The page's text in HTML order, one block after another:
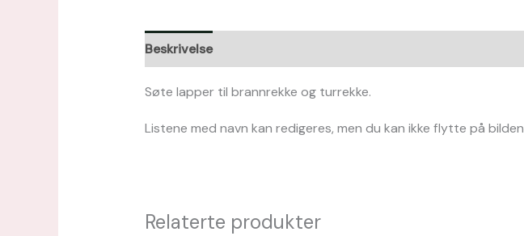
Beskrivelse
Søte lapper til brannrekke og turrekke.
Listene med navn kan redigeres, men du kan ikke flytte på
Relaterte produkter